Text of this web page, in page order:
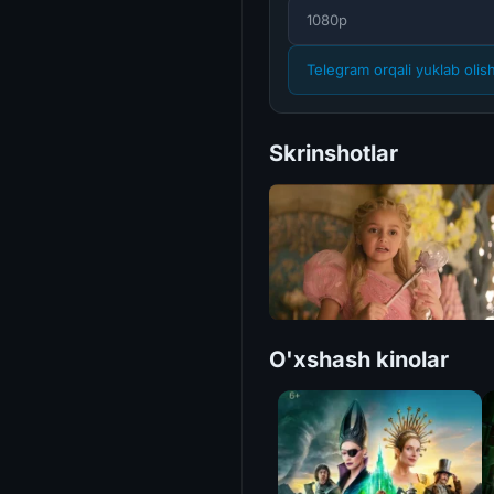
1080p
Telegram orqali yuklab
Skrinshotlar
O'xshash kinolar